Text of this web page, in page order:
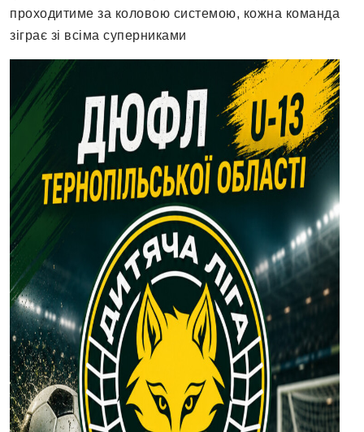
проходитиме за коловою системою, кожна команда
зіграє зі всіма суперниками